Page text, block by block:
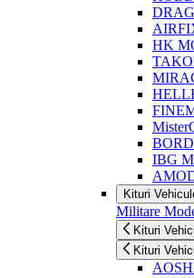
HK
IBG
Kituri
Militare
Kituri
Kituri